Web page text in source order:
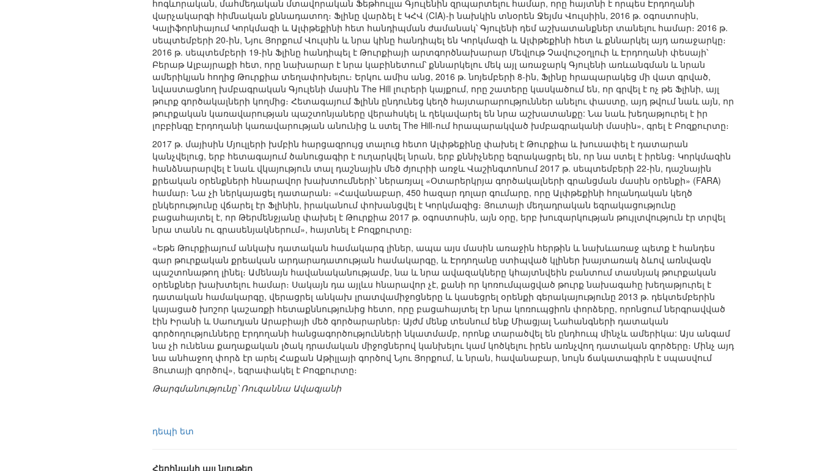
հոգևորական, մահմեդական մտավորական Ֆեթհուլլա Գյուլենին զրպարտելու համար, որը հայտնի է որպես Էրդողանի
վարչակարգի հիմնական քննադատող։ Ֆլինը վարձել է ԿՀՎ (CIA)-ի նախկին տնօրեն Ջեյմս Վուլսիին, 2016 թ. օգոստոսին,
Կալիֆորնիայում Կորկմազի և Ալփթեքինի հետ հանդիպման ժամանակ՝ Գյուլենի դեմ աշխատանքներ տանելու համար։ 2016 թ.
սեպտեմբերի 20-ին, Նյու Յորքում Վուլսին և նրա կինը հանդիպել են Կորկմազի և Ալփթեքինի հետ և քննարկել այդ առաջարկը։
2016 թ. սեպտեմբերի 19-ին Ֆլինը հանդիպել է Թուրքիայի արտգործնախարար Մեվլութ Չավուշօղլուի և Էրդողանի փեսայի՝
Բերաթ Ալբայրաքի հետ, որը նախարար է նրա կաբինետում՝ քննարկելու մեկ այլ առաջարկ Գյուլենի առևանգման և նրան
ամերիկյան հողից Թուրքիա տեղափոխելու։ Երկու ամիս անց, 2016 թ. նոյեմբերի 8-ին, Ֆլինը հրապարակեց մի վատ գրված,
նվաստացնող խմբագրական Գյուլենի մասին The Hill լուրերի կայքում, որը շատերը կասկածում են, որ գրվել է ոչ թե Ֆլինի, այլ
թուրք գործակալների կողմից։ Հետագայում Ֆլինն ընդունեց կեղծ հայտարարություններ անելու փաստը, այդ թվում նաև այն, որ
թուրքական կառավարության պաշտոնյաները վերահսկել և ղեկավարել են նրա աշխատանքը: Նա նաև խեղաթյուրել է իր
լոբբինգը Էրդողանի կառավարության անունից և ստել The Hill-ում հրապարակված խմբագրականի մասին», գրել է Բոզքուրտը։
2017 թ. մայիսին Մյուլլերի խմբին հարցազրույց տալուց հետո Ալփթեքինը փախել է Թուրքիա և խուսափել է դատարան
կանչվելուց, երբ հետագայում ծանուցագիր է ուղարկվել նրան, երբ քննիչները եզրակացրել են, որ նա ստել է իրենց։ Կորկմազին
հանձնարարվել է նաև վկայություն տալ դաշնային մեծ ժյուրիի առջև Վաշինգտոնում 2017 թ. սեպտեմբերի 22-ին, դաշնային
քրեական օրենքների հնարավոր խախտումների՝ ներառյալ «Օտարերկրյա գործակալների գրանցման մասին օրենքի» (FARA)
համար։ Նա չի ներկայացել դատարան։ «Հավանաբար, 450 հազար դոլար գումարը, որը Ալփթեքինի հոլանդական կեղծ
ընկերությունը վճարել էր Ֆլինին, իրականում փոխանցվել է Կորկմազից։ Յուտայի մեղադրական եզրակացությունը
բացահայտել է, որ Թերմենջյանը փախել է Թուրքիա 2017 թ. օգոստոսին, այն օրը, երբ խուզարկության թույլտվություն էր տրվել
նրա տանն ու գրասենյակներում», հայտնել է Բոզքուրտը։
«Եթե Թուրքիայում անկախ դատական համակարգ լիներ, ապա այս մասին առաջին հերթին և նախևառաջ պետք է հանդես
գար թուրքական քրեական արդարադատության համակարգը, և Էրդողանը ստիպված կլիներ խայտառակ ձևով առնվազն
պաշտոնաթող լինել։ Ամենայն հավանականությամբ, նա և նրա ավազակները կհայտնվեին բանտում տասնյակ թուրքական
օրենքներ խախտելու համար։ Սակայն դա այլևս հնարավոր չէ, քանի որ կոռումպացված թուրք նախագահը խեղաթյուրել է
դատական համակարգը, վերացրել անկախ լրատվամիջոցները և կասեցրել օրենքի գերակայությունը 2013 թ. դեկտեմբերին
կայացած խոշոր կաշառքի հետաքննությունից հետո, որը բացահայտել էր նրա կոռուպցիոն փորձերը, որոնցում ներգրավված
էին Իրանի և Սաուդյան Արաբիայի մեծ գործարարներ։ Այժմ մենք տեսնում ենք Միացյալ Նահանգների դատական
գործողությունները Էրդողանի հանցագործությունների նկատմամբ, որոնք տարածվել են ընդհուպ մինչև ամերիկա: Այս անգամ
նա չի ունենա քաղաքական լծակ դրամական միջոցներով կանխելու կամ կոծկելու իրեն առնչվող դատական գործերը։ Մինչ այդ
նա անհաջող փորձ էր արել Հաքան Աթիլլայի գործով Նյու Յորքում, և նրան, հավանաբար, նույն ճակատագիրն է սպասվում
Յուտայի գործով», եզրափակել է Բոզքուրտը։
Թարգմանությունը՝ Ռուզաննա Ավագյանի
դեպի ետ
Հեղինակի այլ նյութեր